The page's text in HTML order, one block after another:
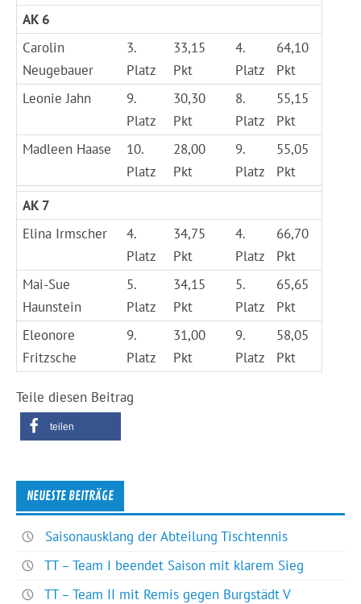
AK 6
Carolin
Neugebauer
3.
Platz
33,15
Pkt
4.
Platz
64,10
Pkt
Leonie Jahn
9.
Platz
30,30
Pkt
8.
Platz
55,15
Pkt
Madleen Haase
10.
Platz
28,00
Pkt
9.
Platz
55,05
Pkt
AK 7
Elina Irmscher
4.
Platz
34,75
Pkt
4.
Platz
66,70
Pkt
Mai-Sue
Haunstein
5.
Platz
34,15
Pkt
5.
Platz
65,65
Pkt
Eleonore
Fritzsche
9.
Platz
31,00
Pkt
9.
Platz
58,05
Pkt
Teile diesen Beitrag
teilen
NEUESTE BEITRÄGE
Saisonausklang der Abteilung Tischtennis
TT – Team I beendet Saison mit klarem Sieg
TT – Team II mit Remis gegen Burgstädt V